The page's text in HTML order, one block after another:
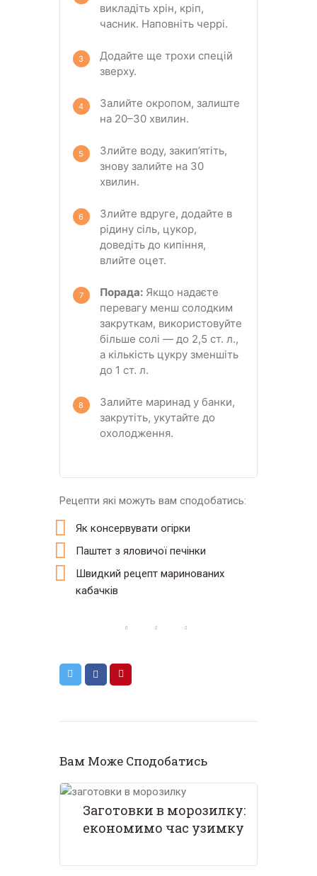
викладіть хрін, кріп,
часник. Наповніть черрі.
Додайте ще трохи спецій
зверху.
Залийте окропом, залиште
на 20–30 хвилин.
Злийте воду, закип’ятіть,
знову залийте на 30
хвилин.
Злийте вдруге, додайте в
рідину сіль, цукор,
доведіть до кипіння,
влийте оцет.
Порада: Якщо надаєте
перевагу менш солодким
закруткам, використовуйте
більше солі — до 2,5 ст. л.,
а кількість цукру зменшіть
до 1 ст. л.
Залийте маринад у банки,
закрутіть, укутайте до
охолодження.
Рецепти які можуть вам сподобатись:
Як консервувати огірки
Паштет з яловичої печінки
Швидкий рецепт маринованих
кабачків
Вам Може Сподобатись
Заготовки в морозилку:
економимо час узимку